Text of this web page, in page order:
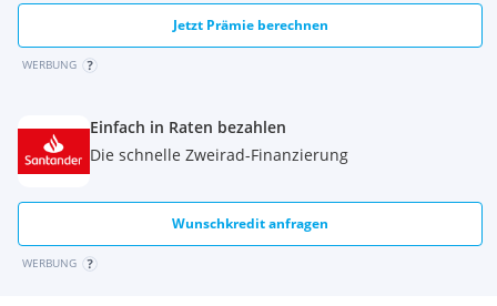
Jetzt Prämie berechnen
WERBUNG
Einfach in Raten bezahlen
Die schnelle Zweirad-Finanzierung
Wunschkredit anfragen
WERBUNG